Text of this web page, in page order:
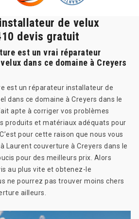
de velux
devis gratuit
est un vrai réparateur
dans ce domaine à Creyers
est un réparateur installateur de
dans ce domaine à Creyers dans le
apte à corriger vos problèmes
produits et matériaux adéquats pour
pour cette raison que nous vous
Laurent couverture à Creyers dans le
pour des meilleurs prix. Alors
au plus vite et obtenez-le
ne pourrez pas trouver moins chers
ailleurs.